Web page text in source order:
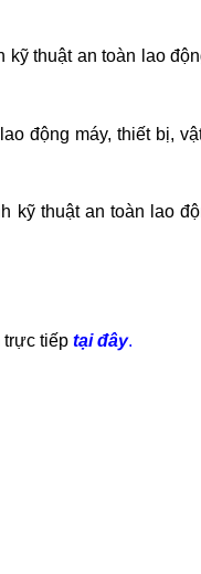
kỹ thuật an toàn lao
động máy, thiết bị,
kỹ thuật an toàn lao
trực tiếp tại đây.